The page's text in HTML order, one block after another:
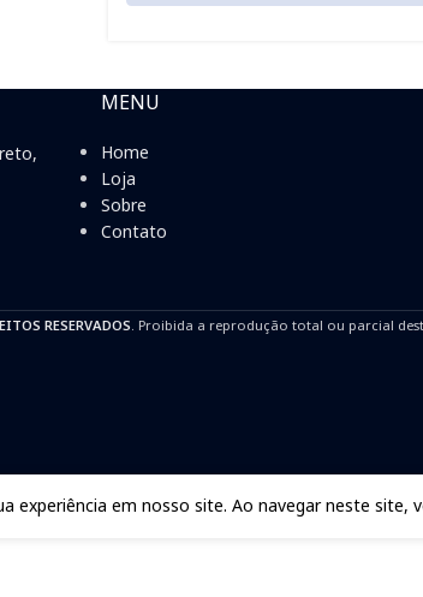
MENU
Home
Loja
Sobre
Contato
RESERVADOS . Proibida a reprodução total ou parcial
experiência em nosso site. Ao navegar neste site,